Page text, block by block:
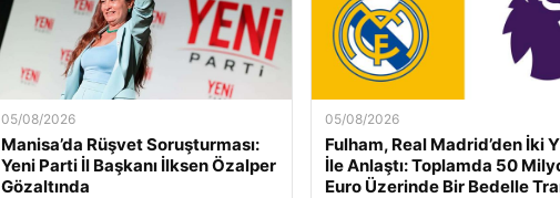
05/08/2026
Manisa’da Rüşvet Soruşturması:
Yeni Parti İl Başkanı İlksen Özalper
Gözaltında
05/08/2026
Fulham, Real Madrid’den İki
İle Anlaştı: Toplamda 50
Euro Üzerinde Bir Bedelle